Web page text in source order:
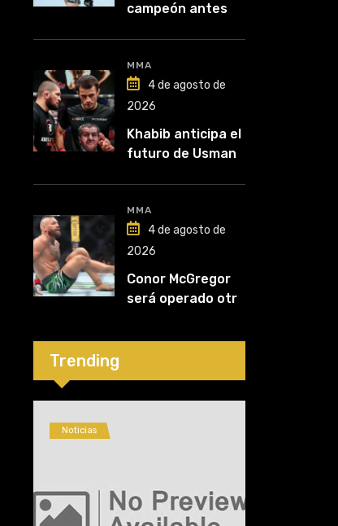
campeón antes
MMA
4 de agosto de
2026
Khabib anticipa el
futuro de Usman
liga competirá”
MMA
4 de agosto de
2026
Conor McGregor
será operado otra
cirugía número
Trending
Noticias